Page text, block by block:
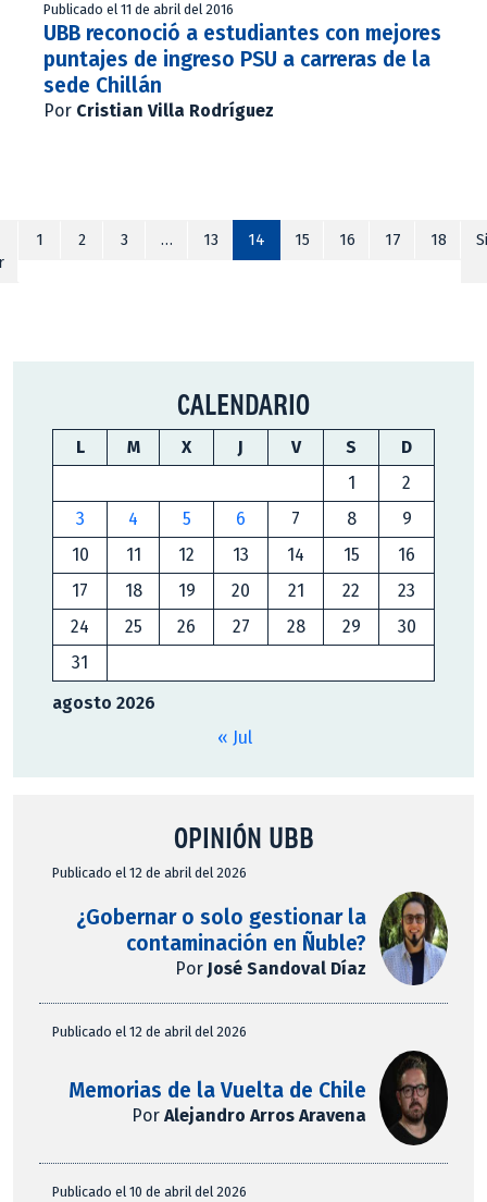
Publicado el 11 de abril del 2016
UBB reconoció a estudiantes con mejores
puntajes de ingreso PSU a carreras de la
sede Chillán
Por Cristian Villa Rodríguez
1 2 3 … 13 14 15 16 17 18
CALENDARIO
agosto 2026
L M X J V S
D
1
2
3
4 5 6 7 8
9
10
11 12 13 14 15
16
17
18 19 20 21 22
23
24
25 26 27 28 29
30
31
« Jul
OPINIÓN UBB
Publicado el 12 de abril del 2026
¿Gobernar o solo gestionar la
contaminación en Ñuble?
Por José Sandoval Díaz
Publicado el 12 de abril del 2026
Memorias de la Vuelta de Chile
PorAlejandro Arros Aravena
Publicado el 10 de abril del 2026